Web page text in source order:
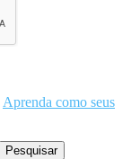
Aprenda como seus